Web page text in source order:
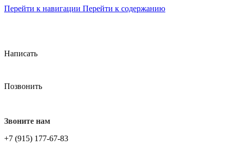
Перейти к навигации Перейти к содержанию
Написать
Позвонить
Звоните нам
+7 (915) 177-67-83